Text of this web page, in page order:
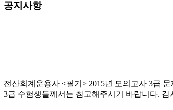
공지사항
전산회계운용사 <필기> 2015년 모의고사 3급
3급 수험생들께서는 참고해주시기 바랍니다. 감